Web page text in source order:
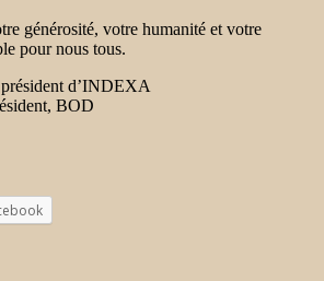
générosité, votre humanité et votre
pour nous tous.
d’INDEXA
BOD